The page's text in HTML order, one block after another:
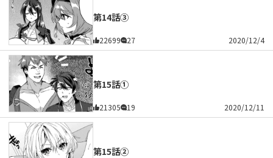
第14話③
22699 27 2020/12/4
第15話①
21305 19 2020/12/11
第15話②